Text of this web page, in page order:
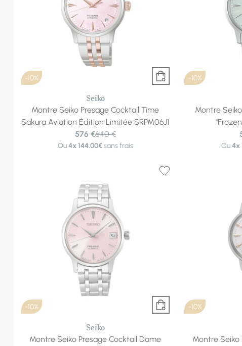
-10%
Seiko
Montre Seiko Presage Cocktail Time
Sakura Aviation Édition Limitée SRPM06J1
576 €640 €
Ou4x 144.00€sans frais
-10%
Montre
Ou4x
-10%
Seiko
Montre Seiko Presage Cocktail Dame
-10%
Montre